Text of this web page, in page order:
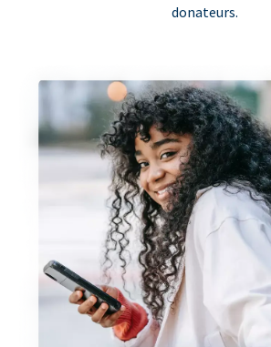
donateurs.